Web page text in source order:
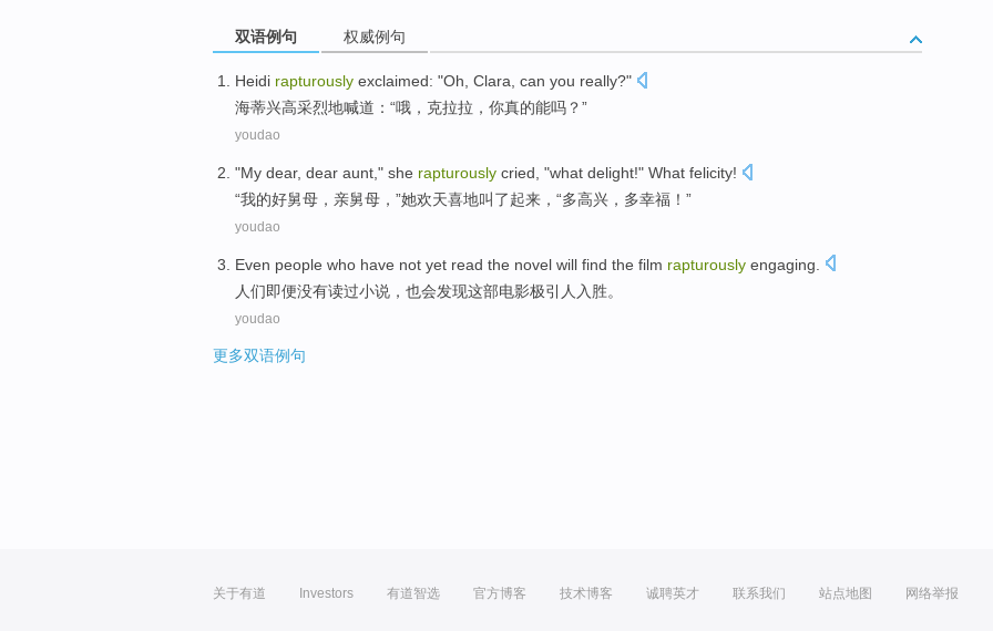
双语例句 权威例句
Heidi rapturously exclaimed: "Oh Clara can you really?"
海蒂兴高采烈地喊道 ：“哦 ， 克拉拉 ， 你真的能吗？”
youdao
"My dear, dear aunt ," she rapturously cried , "what delight!" What felicity!
“我的好舅母 ，亲舅母，”她欢天喜地叫了起来，“多高兴 ，多幸福！”
youdao
Even people who have not yet read the novel will find the film rapturously engaging
人们即便没有读过小说 ， 也会发现这部电影极引人入胜。
youdao
更多双语例句
关于有道 Investors 有道智选 官方博客 技术博客 诚聘英才 联系我们 站点地图 网络举报